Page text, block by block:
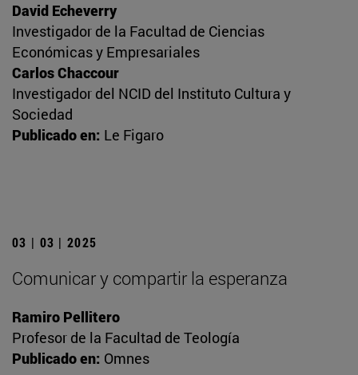
David Echeverry
Investigador de la Facultad de Ciencias
Económicas y Empresariales
Carlos Chaccour
Investigador del NCID del Instituto Cultura y
Sociedad
Publicado en: Le Figaro
03 | 03 | 2025
Comunicar y compartir la esperanza
Ramiro Pellitero
Profesor de la Facultad de Teología
Publicado en: Omnes